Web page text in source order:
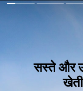
सस्ते और